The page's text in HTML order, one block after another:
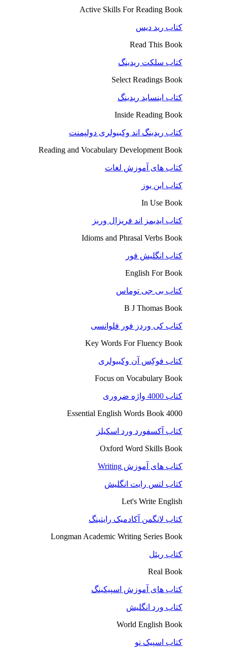
Active Skills For Reading Book
کتاب رید دیس
Read This Book
کتاب سلکت ریدینگ
Select Readings Book
کتاب اینساید ریدینگ
Inside Reading Book
کتاب ریدینگ اند وکبیولری دولپمنت
Reading and Vocabulary Development Book
کتاب های آموزش لغات
کتاب این یوز
In Use Book
کتاب ایدیمز اند فریزال وربز
Idioms and Phrasal Verbs Book
کتاب انگلیش فور
English For Book
کتاب بی جی توماس
B J Thomas Book
کتاب کی وردز فور فلوانسی
Key Words For Fluency Book
کتاب فوکِس آن وکبیولری
Focus on Vocabulary Book
کتاب 4000 واژه ضروری
4000 Essential English Words Book
کتاب آکسفورد ورد اسکیلز
Oxford Word Skills Book
کتاب های آموزش Writing
کتاب لتس رایت انگلیش
Let's Write English
کتاب لانگمن آکادمیک رایتینگ
Longman Academic Writing Series Book
کتاب ریئل
Real Book
کتاب های آموزش اسپیکینگ
کتاب ورد انگلیش
World English Book
کتاب اسپیک نو